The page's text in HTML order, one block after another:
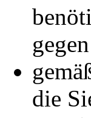
die